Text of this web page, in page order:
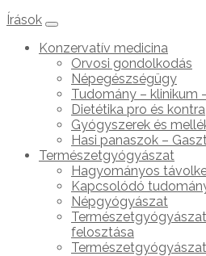
Írások
Konzervatív medicina
Orvosi gondolkodás
Népegészségügy
Tudomány – klinikum
Dietétika pro és kontra
Gyógyszerek és
Hasi panaszok –
Természetgyógyászat
Hagyományos
Kapcsolódó
Népgyógyászat
felosztása